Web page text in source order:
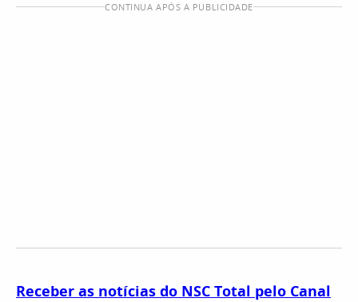
CONTINUA APÓS A PUBLICIDADE
Receber as notícias do NSC Total pelo Canal